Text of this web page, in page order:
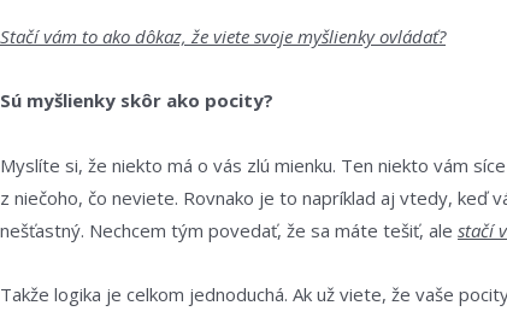
Stačí vám to ako dôkaz, že viete svoje myšlienky ovládať?
Sú myšlienky skôr ako pocity?
Myslíte si, že niekto má o vás zlú mienku. Ten niekto vám
z niečoho, čo neviete. Rovnako je to napríklad aj vtedy, keď
nešťastný. Nechcem tým povedať, že sa máte tešiť, ale stačí
Takže logika je celkom jednoduchá. Ak už viete, že vaše